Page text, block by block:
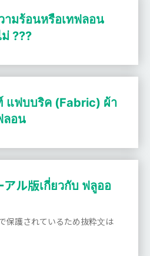
มร้อนหรือเทฟลอน
???
ฟบบริค (Fabric) ผ้า
ลอน
アル版เกี่ยวกับ ฟลูออ
保護されているため抜粋文は